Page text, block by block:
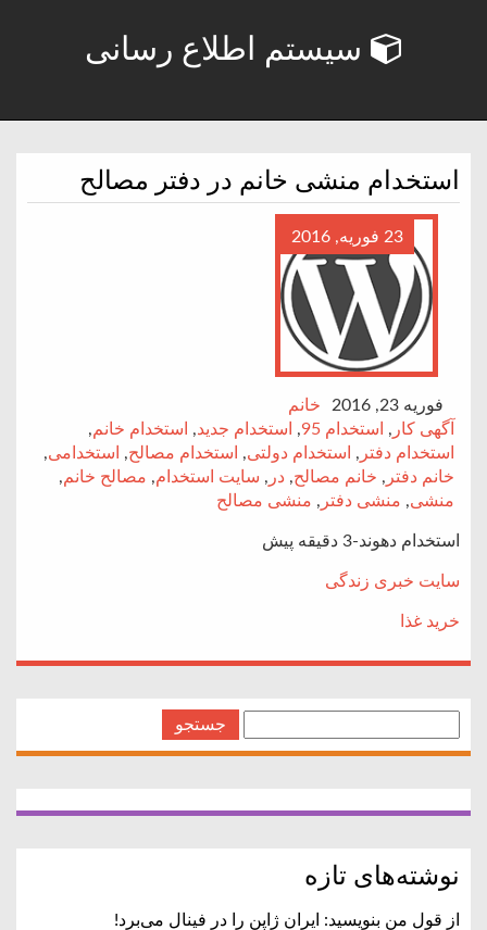
سیستم اطلاع رسانی
استخدام منشی خانم در دفتر مصالح
23 فوریه, 2016
فوریه 23, 2016
خانم
آگهی کار , استخدام 95 , استخدام جدید, استخدام خانم,
استخدام دفتر , استخدام دولتی, استخدام مصالح, استخدامی,
خانم دفتر , خانم مصالح, در , سایت استخدام, مصالح خانم,
منشی, منشی دفتر , منشی مصالح
استخدام دهوند-3 دقیقه پیش
سایت خبری زندگی
خرید غذا
نوشته‌های تازه
از قول من بنویسید: ایران ژاپن را در فینال می‌برد!